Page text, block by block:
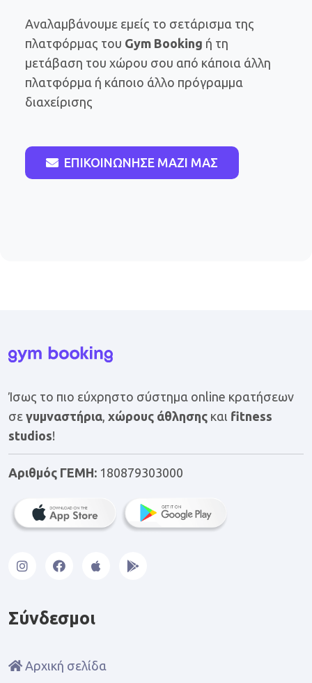
Αναλαμβάνουμε εμείς το σετάρισμα της
πλατφόρμας του Gym Booking ή τη
μετάβαση του χώρου σου από κάποια άλλη
πλατφόρμα ή κάποιο άλλο πρόγραμμα
διαχείρισης
ΕΠΙΚΟΙΝΩΝΗΣΕ ΜΑΖΙ ΜΑΣ
Ίσως το πιο εύχρηστο σύστημα online κρατήσεων
σε γυμναστήρια χώρους άθλησης και fitness
studios!
Αριθμός ΓΕΜΗ: 180879303000
Σύνδεσμοι
Αρχική σελίδα